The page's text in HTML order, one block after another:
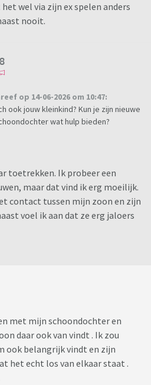
wel via zijn ex spelen anders
nooit.
op 14-06-2026 om 10:47:
ook jouw kleinkind? Kun je zijn nieuwe
wat hulp bieden?
toetrekken. Ik probeer een
maar dat vind ik erg moeilijk.
contact tussen mijn zoon en zijn
voel ik aan dat ze erg jaloers
met mijn schoondochter en
daar ook van vindt . Ik zou
ook belangrijk vindt en zijn
het echt los van elkaar staat .